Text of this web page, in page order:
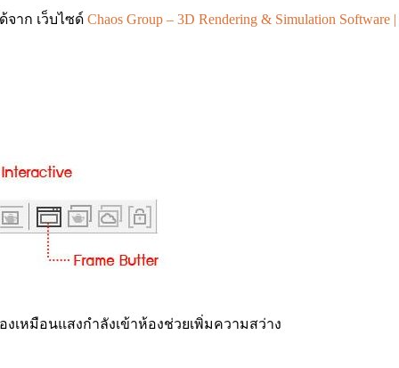
จาก เว็บไซด์ Chaos Group – 3D Rendering & Simulation Software |
เหมือนแสงกำลังเข้าห้องช่วยเพิ่มความสว่าง